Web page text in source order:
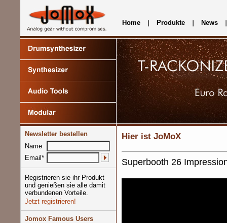
Home Produkte News
Newsletter bestellen
Name
Email*
Registrieren sie ihr Produkt
und genießen sie alle damit
verbundenen Vorteile.
Jetzt registrieren!
Jomox Famous Users
Hier ist JoMoX
Superbooth 26